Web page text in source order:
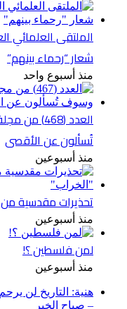
الملتقى العلمائي
شعار “رحماء بينهم”
منذ أسبوع واحد
العدد
تُسألون عن الأقصى
منذ أسبوعين
تحذيرات مقدسية
منذ أسبوعين
لمن فلسطين ؟!
منذ أسبوعين
هنية: التاريخ لن
– صباح الخير